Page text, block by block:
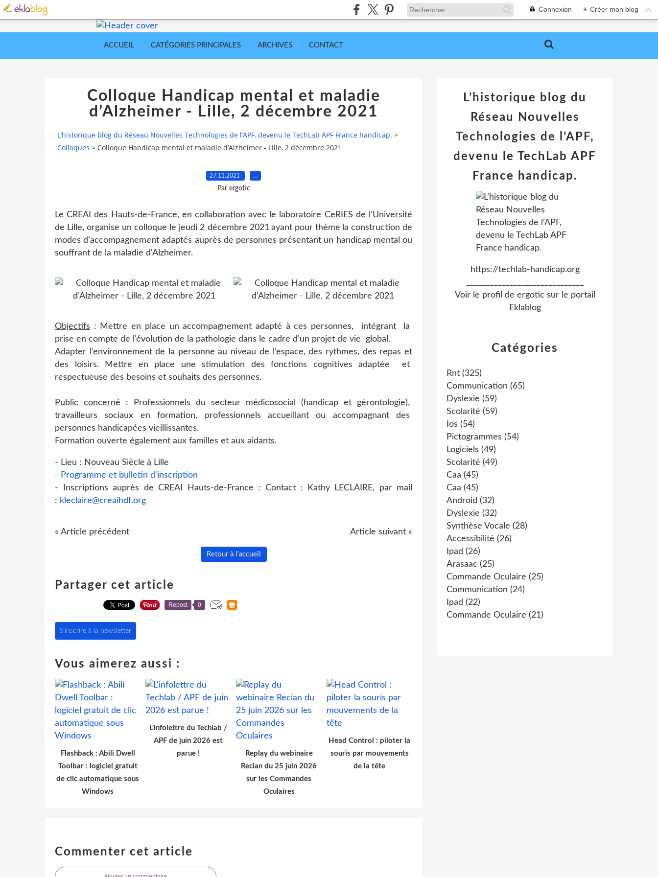
Connexion + Créer mon blog
ACCUEIL CATÉGORIES PRINCIPALES ARCHIVES CONTACT
Colloque Handicap mental et maladie
d’Alzheimer - Lille, 2 décembre 2021
L’historique blog du Réseau Nouvelles Technologies de l’APF, devenu le TechLab APF France handicap. >
Colloques > Colloque Handicap mental et maladie d’Alzheimer - Lille, 2 décembre 2021
27.11.2021 …
Par ergotic
Le CREAI des Hauts-de-France, en collaboration avec le laboratoire CeRIES de l’Université
de Lille, organise un colloque le jeudi 2 décembre 2021 ayant pour thème la construction de
modes d’accompagnement adaptés auprès de personnes présentant un handicap mental ou
souffrant de la maladie d'Alzheimer.
Objectifs : Mettre en place un accompagnement adapté à ces personnes, intégrant la
prise en compte de l’évolution de la pathologie dans le cadre d’un projet de vie global.
Adapter l’environnement de la personne au niveau de l’espace, des rythmes, des repas et
des loisirs. Mettre en place une stimulation des fonctions cognitives adaptée et
respectueuse des besoins et souhaits des personnes.
Public concerné : Professionnels du secteur médicosocial (handicap et gérontologie),
travailleurs sociaux en formation, professionnels accueillant ou accompagnant des
personnes handicapées vieillissantes.
Formation ouverte également aux familles et aux aidants.
- Lieu : Nouveau Siècle à Lille
- Programme et bulletin d'inscription
- Inscriptions auprès de CREAI Hauts-de-France : Contact : Kathy LECLAIRE, par mail
: kleclaire@creaihdf.org
« Article précédent Article suivant »
Retour à l'accueil
Partager cet article
Repost 0
S'inscrire à la newsletter
Vous aimerez aussi :
Flashback : Abili Dwell
Toolbar : logiciel gratuit
de clic automatique sous
Windows
L'infolettre du Techlab /
APF de juin 2026 est
parue !
Replay du webinaire
Recian du 25 juin 2026
sur les Commandes
Oculaires
Head Control : piloter la
souris par mouvements
de la tête
Commenter cet article
Catégories
Rnt (325)
Communication (65)
Dyslexie (59)
Scolarité (59)
Ios (54)
Pictogrammes (54)
Logiciels (49)
Scolarité (49)
Caa (45)
Caa (45)
Android (32)
Dyslexie (32)
Synthèse Vocale (28)
Accessibilité (26)
Ipad (26)
Arasaac (25)
Commande Oculaire (25)
Communication (24)
Ipad (22)
Commande Oculaire (21)
L’historique blog du
Réseau Nouvelles
Technologies de l’APF,
devenu le TechLab APF
France handicap.
https://techlab-handicap.org
Voir le profil de ergotic sur le portail
Eklablog